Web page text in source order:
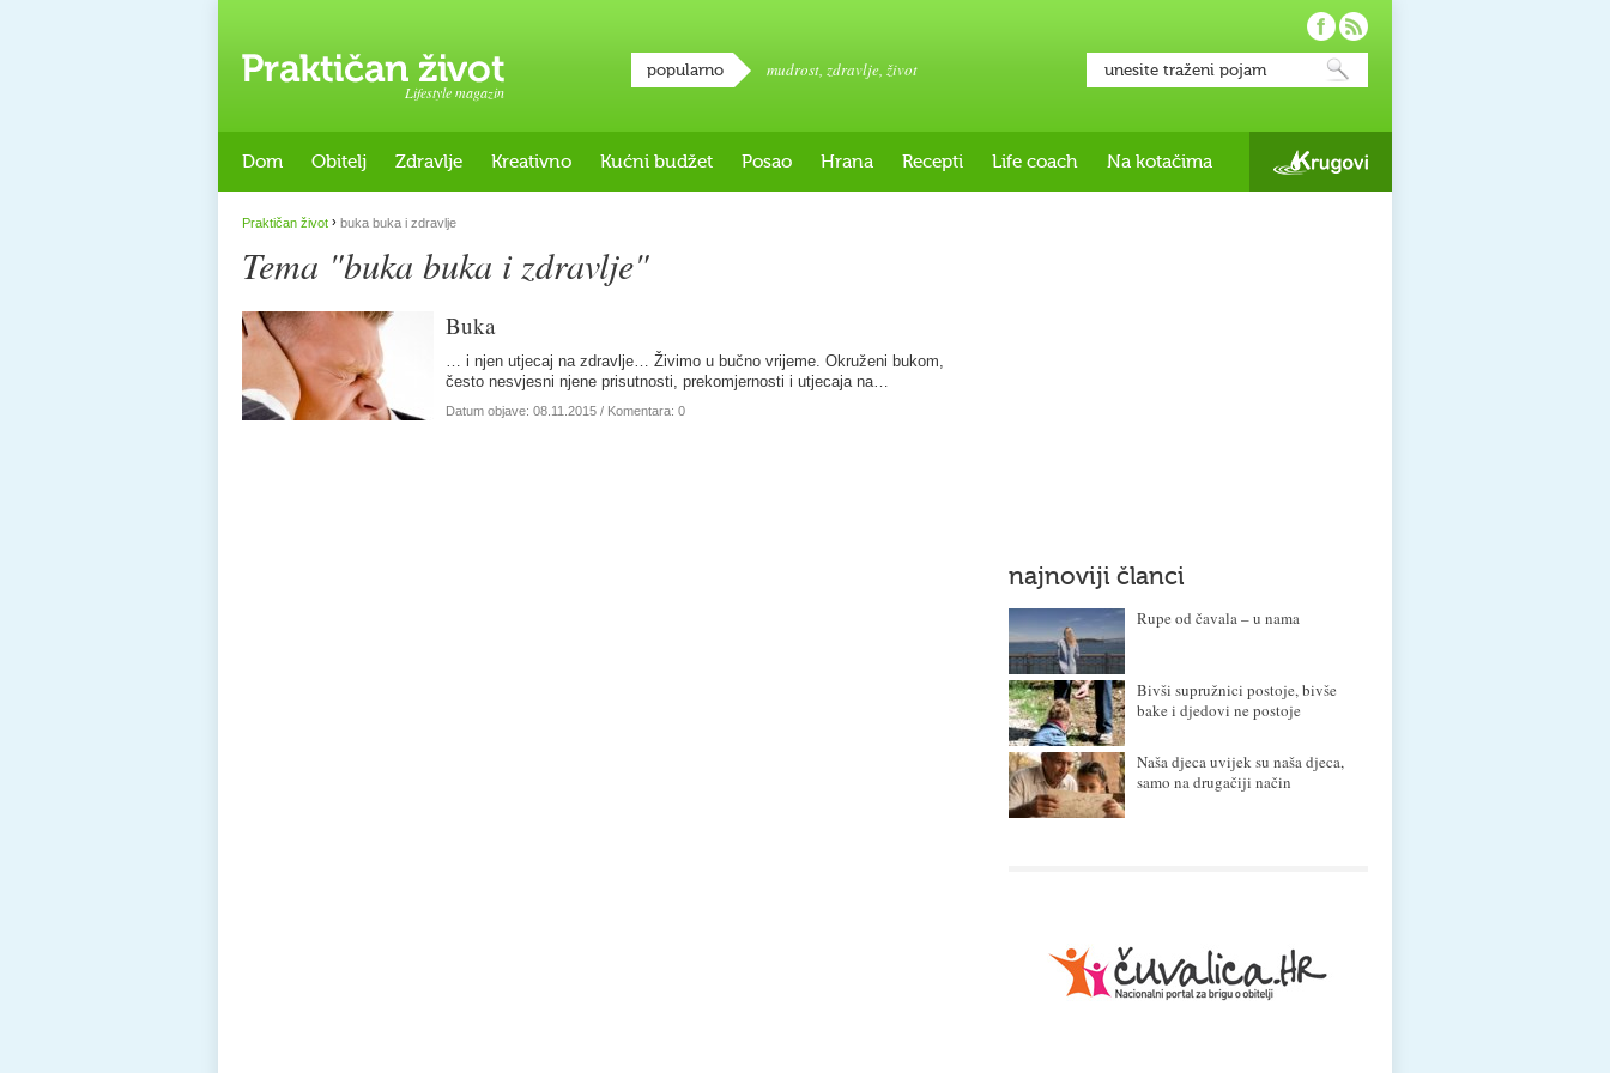
Lifestyle magazin
popularno mudrost, zdravlje, život
Dom Obitelj Zdravlje Kreativno Kućni budžet Posao Hrana Recepti Life coach Na kotačima
Praktičan život › buka buka i zdravlje
Tema "buka buka i zdravlje"
Buka
… i njen utjecaj na zdravlje… Živimo u bučno vrijeme. Okruženi bukom,
često nesvjesni njene prisutnosti, prekomjernosti i utjecaja na…
Datum objave: 08.11.2015 / Komentara: 0
najnoviji članci
Rupe od čavala – u nama
Bivši supružnici postoje, bivše
bake i djedovi ne postoje
Naša djeca uvijek su naša djeca,
samo na drugačiji način